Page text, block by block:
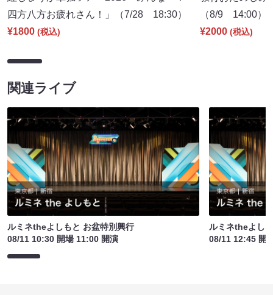
四方八方お疲れさん！」（7/28 18:30）
¥1800 (税込)
（8/9 14:00）
¥2000 (税込)
関連ライブ
ルミネtheよしもと お盆特別興行
08/11 10:30 開場 11:00 開演
ルミネtheよし
08/11 12:45 開